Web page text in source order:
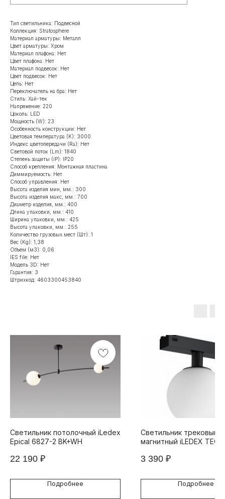
Тип светильника: Подвесной
Коллекция: Stratosphere
Материал арматуры: Металл
Цвет арматуры: Хром
Материал плафона: Нет
Цвет плафона: Нет
Материал подвесок: Нет
Цвет подвесок: Нет
Цепь: Нет
Переключатель на бра: Нет
Стиль: Хай-тек
Напряжение: 220
Цоколь: LED
Мощность (W): 23
Особенность конструкции: Нет
Цветовая температура (K): 3000
Индекс цветопередачи (Ra): Нет
Световой поток (Lm): 1840
Степень защиты (iP): IP20
Способ крепления: Монтажная пластина
Диммируемость: Нет
Способ управления: Нет
Высота изделия мин, мм.: 300
Высота изделия макс, мм.: 700
Диаметр изделия, мм.: 400
Длина упаковки, мм.: 410
Ширина упаковки, мм.: 425
Высота упаковки, мм.: 255
Количество грузовых мест (Шт): 1
Вес (Kg): 1,38
Объем (м3): 0,06
IES file: Нет
Модель 3D: Нет
Гарантия: 3
Штрихкод: 4603300453840
Светильник потолочный iLedex
Epical 6827-2 BK+WH
22 190 ₽
Подробнее
Светильник трековый
магнитный iLEDEX
340DG-4000K-BK
3 390 ₽
Подробнее